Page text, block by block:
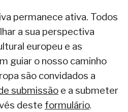
permanece ativa. Todos
a sua perspectiva
europeu e as
guiar o nosso caminho
são convidados a
submissão e a submeter
deste formulário.